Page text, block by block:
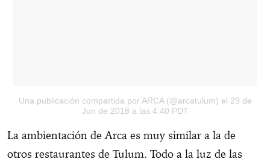
Una publicación compartida por ARCA (@arcatulum) el 29 de
Jun de 2018 a las 4:40 PDT
La ambientación de Arca es muy similar a la de
otros restaurantes de Tulum. Todo a la luz de las